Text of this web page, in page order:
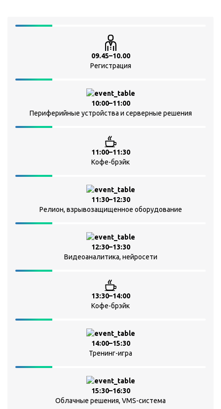
09.45–10.00
Регистрация
10:00–11:00
Периферийные устройства и серверные решения
11:00–11:30
Кофе-брэйк
11:30–12:30
Релион, взрывозащищенное оборудование
12:30–13:30
Видеоаналитика, нейросети
13:30–14:00
Кофе-брэйк
14:00–15:30
Тренинг-игра
15:30–16:30
Облачные решения, VMS-система